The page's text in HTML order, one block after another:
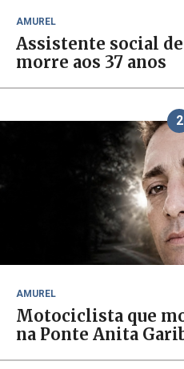
AMUREL
Assistente social
morre aos 37 anos
2
AMUREL
Motociclista que
na Ponte Anita